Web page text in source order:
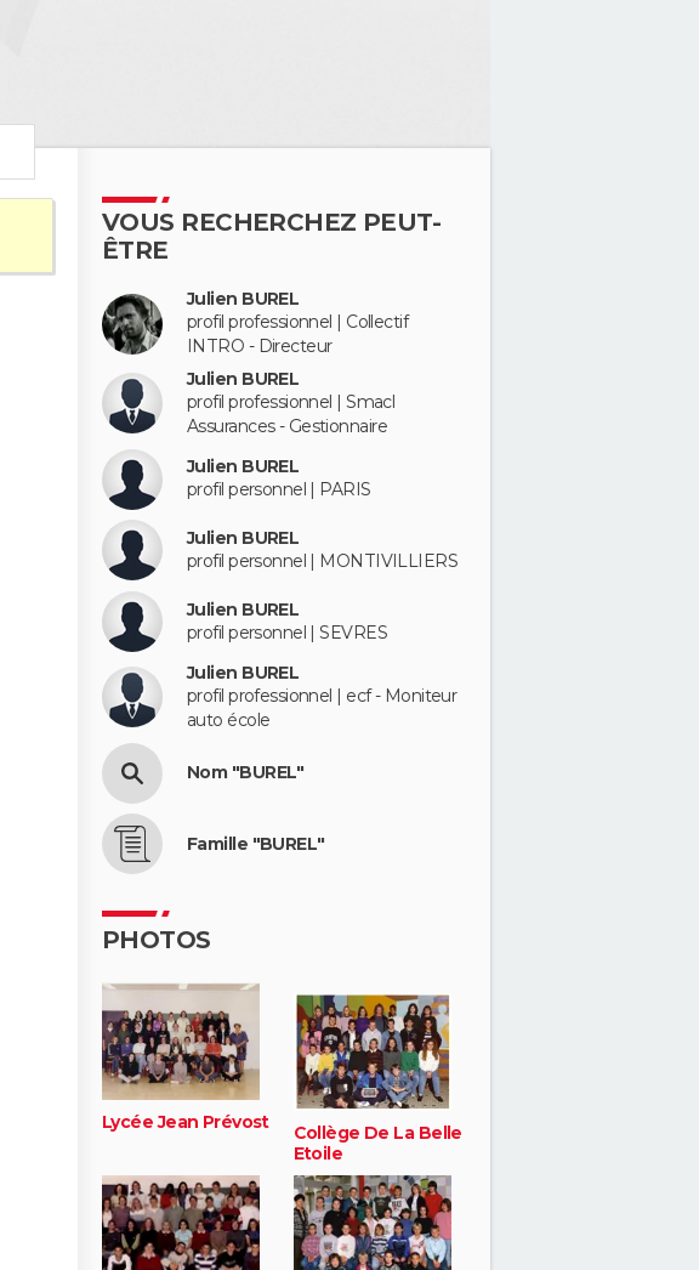
VOUS RECHERCHEZ PEUT-
ÊTRE
Julien BUREL
profil professionnel | Collectif
INTRO - Directeur
Julien BUREL
profil professionnel | Smacl
Assurances - Gestionnaire
Julien BUREL
profil personnel | PARIS
Julien BUREL
profil personnel | MONTIVILLIERS
Julien BUREL
profil personnel | SEVRES
Julien BUREL
profil professionnel | ecf - Moniteur
auto école
Nom "BUREL"
Famille "BUREL"
PHOTOS
Lycée Jean Prévost
Collège De La Belle
Etoile